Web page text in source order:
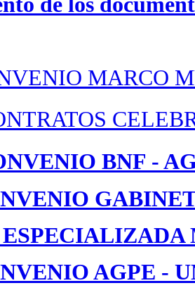
MARCO
BNF -
AGPE -